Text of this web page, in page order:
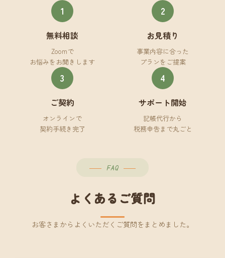
1
無料相談
Zoomで
お悩みをお聞きします
2
お見積り
事業内容に合った
プランをご提案
3
ご契約
オンラインで
契約手続き完了
4
サポート開始
記帳代行から
税務申告まで丸ごと
FAQ
よくあるご質問
お客さまからよくいただくご質問をまとめました。